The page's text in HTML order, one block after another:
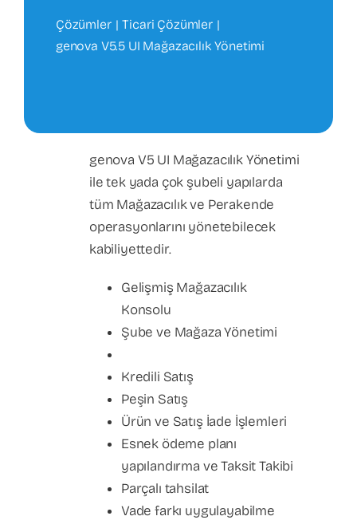
Çözümler
Ticari Çözümler
genova V5.5 UI Mağazacılık Yönetimi
genova V5 UI Mağazacılık Yönetimi
ile tek yada çok şubeli yapılarda
tüm Mağazacılık ve Perakende
operasyonlarını yönetebilecek
kabiliyettedir.
Gelişmiş Mağazacılık
Konsolu
Şube ve Mağaza Yönetimi
Kredili Satış
Peşin Satış
Ürün ve Satış İade İşlemleri
Esnek ödeme planı
yapılandırma ve Taksit Takibi
Parçalı tahsilat
Vade farkı uygulayabilme